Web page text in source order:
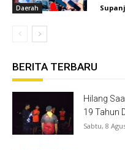
Daerah
BERITA TERBARU
Hilang
19 Tahun
Sabtu, 8